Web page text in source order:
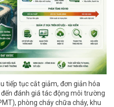
tiếp tục cắt giảm, đơn giản hóa
đánh giá tác động môi trường
phòng cháy chữa cháy, khu